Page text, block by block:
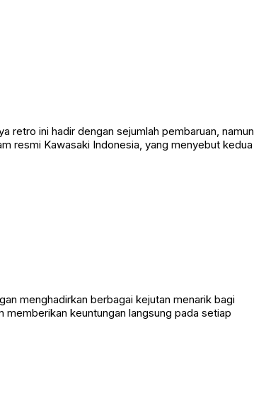
retro ini hadir dengan sejumlah pembaruan, namun
resmi Kawasaki Indonesia, yang menyebut kedua
menghadirkan berbagai kejutan menarik bagi
memberikan keuntungan langsung pada setiap